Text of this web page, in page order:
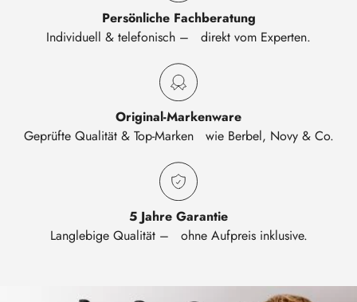
Persönliche Fachberatung
Individuell & telefonisch – direkt vom Experten.
Original-Markenware
Geprüfte Qualität & Top-Marken wie Berbel, Novy & Co.
5 Jahre Garantie
Langlebige Qualität – ohne Aufpreis inklusive.